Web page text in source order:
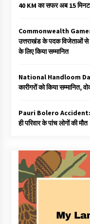
40 KM का सफर अब 15
Commonwealth Games
उत्तराखंड के पदक विजेताओं से
के लिए किया सम्मानित
National Handloom
कारीगरों को किया सम्मानित,
Pauri Bolero
ही परिवार के पांच लोगों की मौत